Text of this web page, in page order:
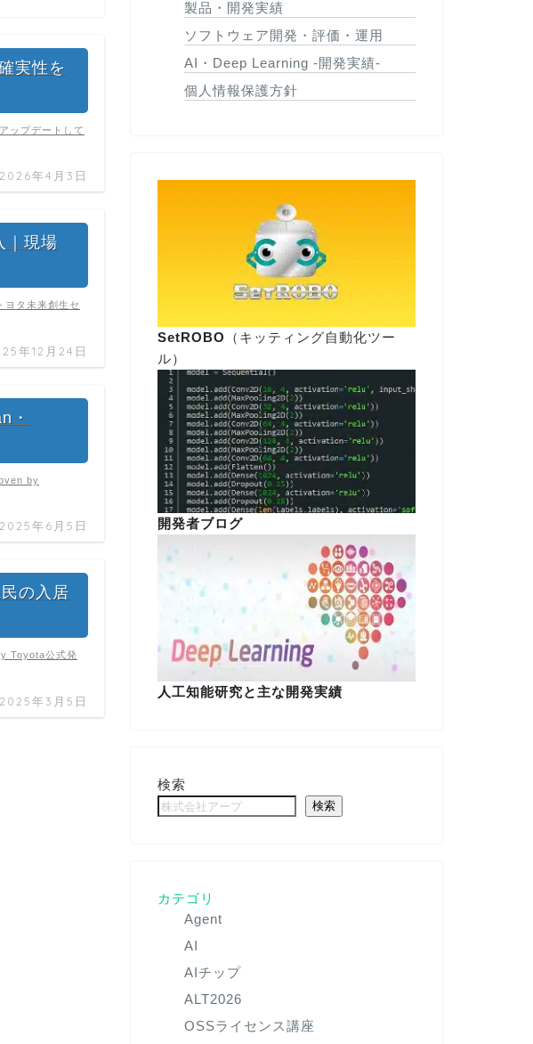
実性を
2026年4月3日
ップデートして
｜現場
年12月24日
タ未来創生セ
・
2025年6月5日
by
の入居
2025年3月5日
Toyota公式発
製品・開発実績
ソフトウェア開発・評価・運用
AI・Deep Learning -開発実績-
個人情報保護方針
SetROBO
（キッティング自動化ツー
ル）
開発者ブログ
人工知能研究と主な開発実績
検索
検索
カテゴリ
Agent
AI
AIチップ
ALT2026
OSSライセンス講座